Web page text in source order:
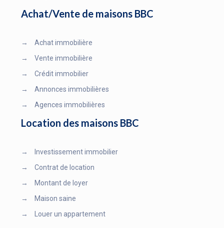
Achat/Vente de maisons BBC
→
Achat immobilière
→
Vente immobilière
→
Crédit immobilier
→
Annonces immobilières
→
Agences immobilières
Location des maisons BBC
→
Investissement immobilier
→
Contrat de location
→
Montant de loyer
→
Maison saine
→
Louer un appartement